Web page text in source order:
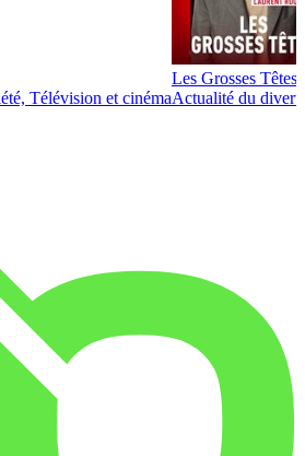
Télévision et cinéma
Les Grosses Têtes
Actualité du